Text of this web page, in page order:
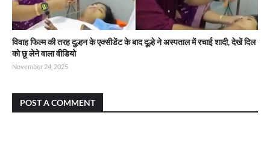
विवाह फिल्म की तरह दुल्हन के एक्सीडेंट के बाद दूल्हे ने अस्पताल में रचाई शादी, देखें दिल
को छू लेने वाला वीडियो
November 24, 2025
POST A COMMENT